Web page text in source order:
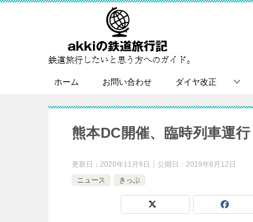
ホーム お問い合わせ ダイヤ改正
熊本DC開催、臨時列車運行
更新日： 2020年11月9日 公開日： 2019年6月12日
ニュース
きっぷ